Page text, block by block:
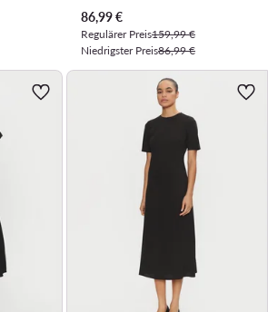
Aktueller Preis
86,99€
Regulärer Preis159,99 €
Niedrigster Preis86,99 €